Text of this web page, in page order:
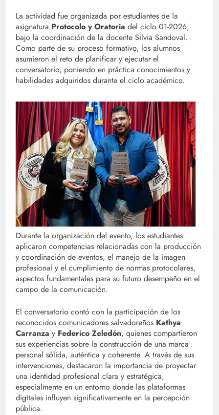
La actividad fue organizada por estudiantes de la
asignatura Protocolo y Oratoria del ciclo 01-2026,
bajo la coordinación de la docente Silvia Sandoval.
Como parte de su proceso formativo, los alumnos
asumieron el reto de planificar y ejecutar el
conversatorio, poniendo en práctica conocimientos y
habilidades adquiridos durante el ciclo académico.
Durante la organización del evento, los estudiantes
aplicaron competencias relacionadas con la producción
y coordinación de eventos, el manejo de la imagen
profesional y el cumplimiento de normas protocolares,
aspectos fundamentales para su futuro desempeño en el
campo de la comunicación.
El conversatorio contó con la participación de los
reconocidos comunicadores salvadoreños Kathya
Carranza y Federico Zeledón, quienes compartieron
sus experiencias sobre la construcción de una marca
personal sólida, auténtica y coherente. A través de sus
intervenciones, destacaron la importancia de proyectar
una identidad profesional clara y estratégica,
especialmente en un entorno donde las plataformas
digitales influyen significativamente en la percepción
pública.